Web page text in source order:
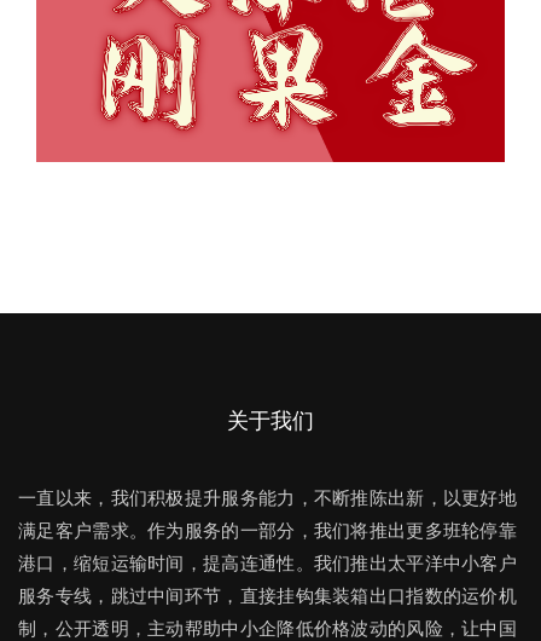
关于我们
一直以来，我们积极提升服务能力，不断推陈出新，以更好地
满足客户需求。作为服务的一部分，我们将推出更多班轮停靠
港口，缩短运输时间，提高连通性。我们推出太平洋中小客户
服务专线，跳过中间环节，直接挂钩集装箱出口指数的运价机
制，公开透明，主动帮助中小企降低价格波动的风险，让中国